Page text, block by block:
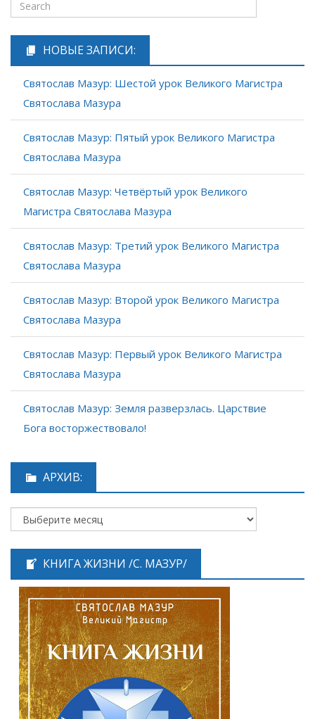
НОВЫЕ ЗАПИСИ:
Святослав Мазур: Шестой урок Великого Магистра
Святослава Мазура
Святослав Мазур: Пятый урок Великого Магистра
Святослава Мазура
Святослав Мазур: Четвёртый урок Великого
Магистра Святослава Мазура
Святослав Мазур: Третий урок Великого Магистра
Святослава Мазура
Святослав Мазур: Второй урок Великого Магистра
Святослава Мазура
Святослав Мазур: Первый урок Великого Магистра
Святослава Мазура
Святослав Мазур: Земля разверзлась. Царствие
Бога восторжествовало!
АРХИВ:
КНИГА ЖИЗНИ /С. МАЗУР/